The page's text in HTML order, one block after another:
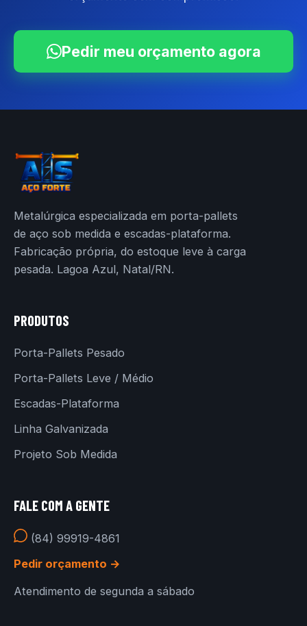
Pedir meu orçamento agora
Metalúrgica especializada em porta-pallets
de aço sob medida e escadas-plataforma.
Fabricação própria, do estoque leve à carga
pesada. Lagoa Azul, Natal/RN.
PRODUTOS
Porta-Pallets Pesado
Porta-Pallets Leve / Médio
Escadas-Plataforma
Linha Galvanizada
Projeto Sob Medida
FALE COM A GENTE
(84) 99919-4861
Pedir orçamento →
Atendimento de segunda a sábado